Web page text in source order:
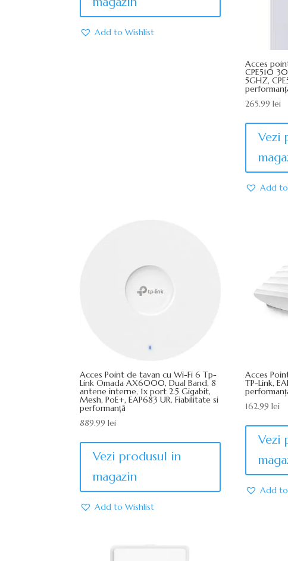
Add to Wishlist
Acces
CPE510
5GHZ,
265.99lei
Vezi
Add
Acces Point de tavan cu Wi-Fi 6 Tp-
Link Omada AX6000, Dual Band, 8
antene interne, 1x port 2.5 Gigabit,
Mesh, PoE+, EAP683 UR. Fiabilitate si
performanță
889.99lei
Vezi produsul in
magazin
Add to Wishlist
Acces
TP-Link,
162.99lei
Vezi
Add